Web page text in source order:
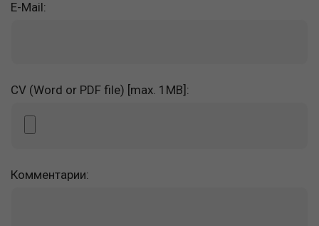
E-Mail:
CV (Word or PDF file) [max. 1MB]:
Комментарии: